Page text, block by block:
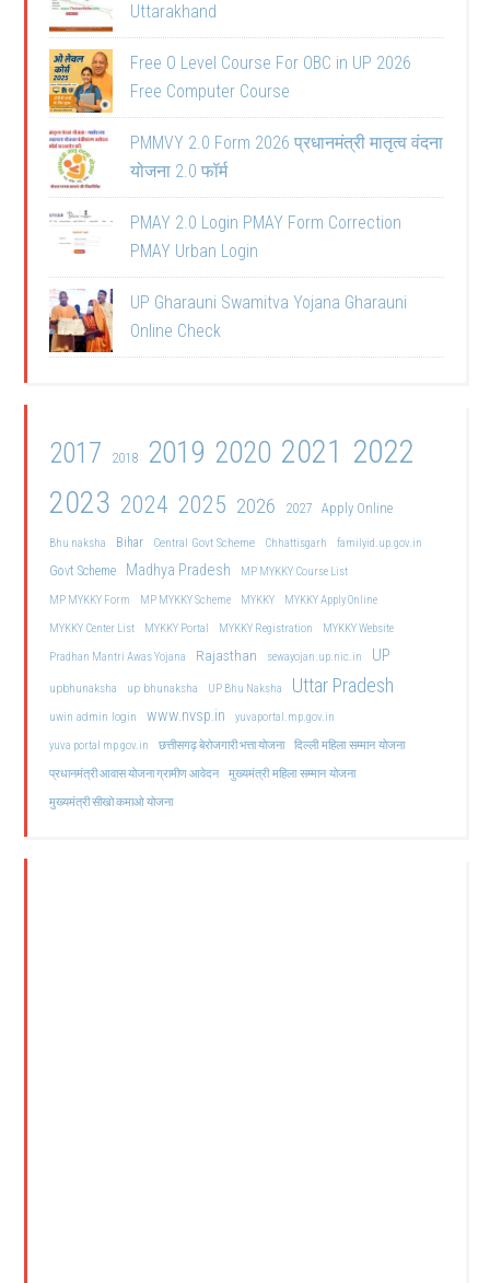
Uttarakhand
Free O Level Course For OBC in UP 2026
Free Computer Course
PMMVY 2.0 Form 2026 प्रधानमंत्री मातृत्व वंदना
योजना 2.0 फॉर्म
PMAY 2.0 Login PMAY Form Correction
PMAY Urban Login
UP Gharauni Swamitva Yojana Gharauni
Online Check
2017 2018 2019 2020 2021 2022
2023 2024 2025 2026 2027 Apply Online
Bhu naksha Bihar Central Govt Scheme Chhattisgarh familyid.up.gov.in
Govt Scheme Madhya Pradesh
MP MYKKY Course List
MP MYKKY Form
MP MYKKY Scheme MYKKY
MYKKY Apply Online
MYKKY Center List
MYKKY Portal MYKKY Registration
MYKKY Website
Pradhan Mantri Awas Yojana
Rajasthan sewayojan.up.nic.in UP
upbhunaksha up bhunaksha UP Bhu Naksha Uttar Pradesh
uwin admin login www.nvsp.in
yuvaportal.mp.gov.in
yuva portal mp gov.in
छत्तीसगढ़ बेरोजगारी भत्ता योजना दिल्ली महिला सम्मान योजना
प्रधानमंत्री आवास योजना ग्रामीण आवेदन मुख्यमंत्री महिला सम्मान योजना
मुख्यमंत्री सीखो कमाओ योजना